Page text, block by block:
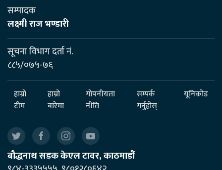
सम्पादक
लक्ष्मी राज भण्डारी
सूचना विभाग दर्ता नं.
८८५/०७५-७६
हाम्रो
टीम
हाम्रो
बारेमा
गोपनीयता
नीति
सम्पर्क
गर्नुहोस्
यूनिकोड
बौद्धनाथ सडक केएल टावर, काठमाडौं